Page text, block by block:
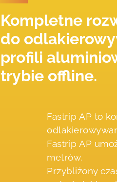
Kompletne
do
profili
trybie offline.
Fastrip AP to
Fastrip AP
metrów.
Przybliżony